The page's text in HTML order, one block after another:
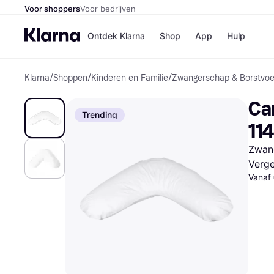
Voor shoppersVoor bedrijven
Ontdek Klarna Shop
Winkels
Bol
H&M
App Hulp
Klarna/Shoppen/Kinderen en Familie/Zwangerschap &
Trending
Vanaf